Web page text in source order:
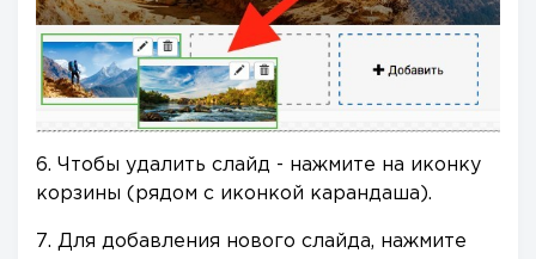
6. Чтобы удалить слайд - нажмите на иконку
корзины (рядом с иконкой карандаша).
7. Для добавления нового слайда, нажмите